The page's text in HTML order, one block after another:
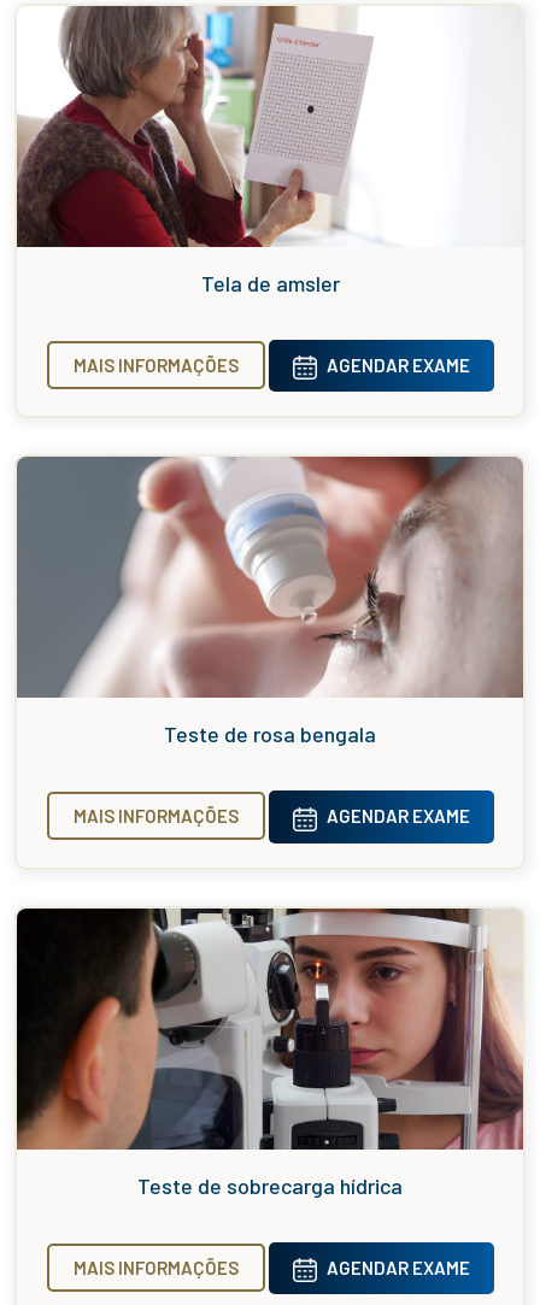
Tela de amsler
MAIS INFORMAÇÕES AGENDAR EXAME
Teste de rosa bengala
MAIS INFORMAÇÕES AGENDAR EXAME
Teste de sobrecarga hídrica
MAIS INFORMAÇÕES AGENDAR EXAME